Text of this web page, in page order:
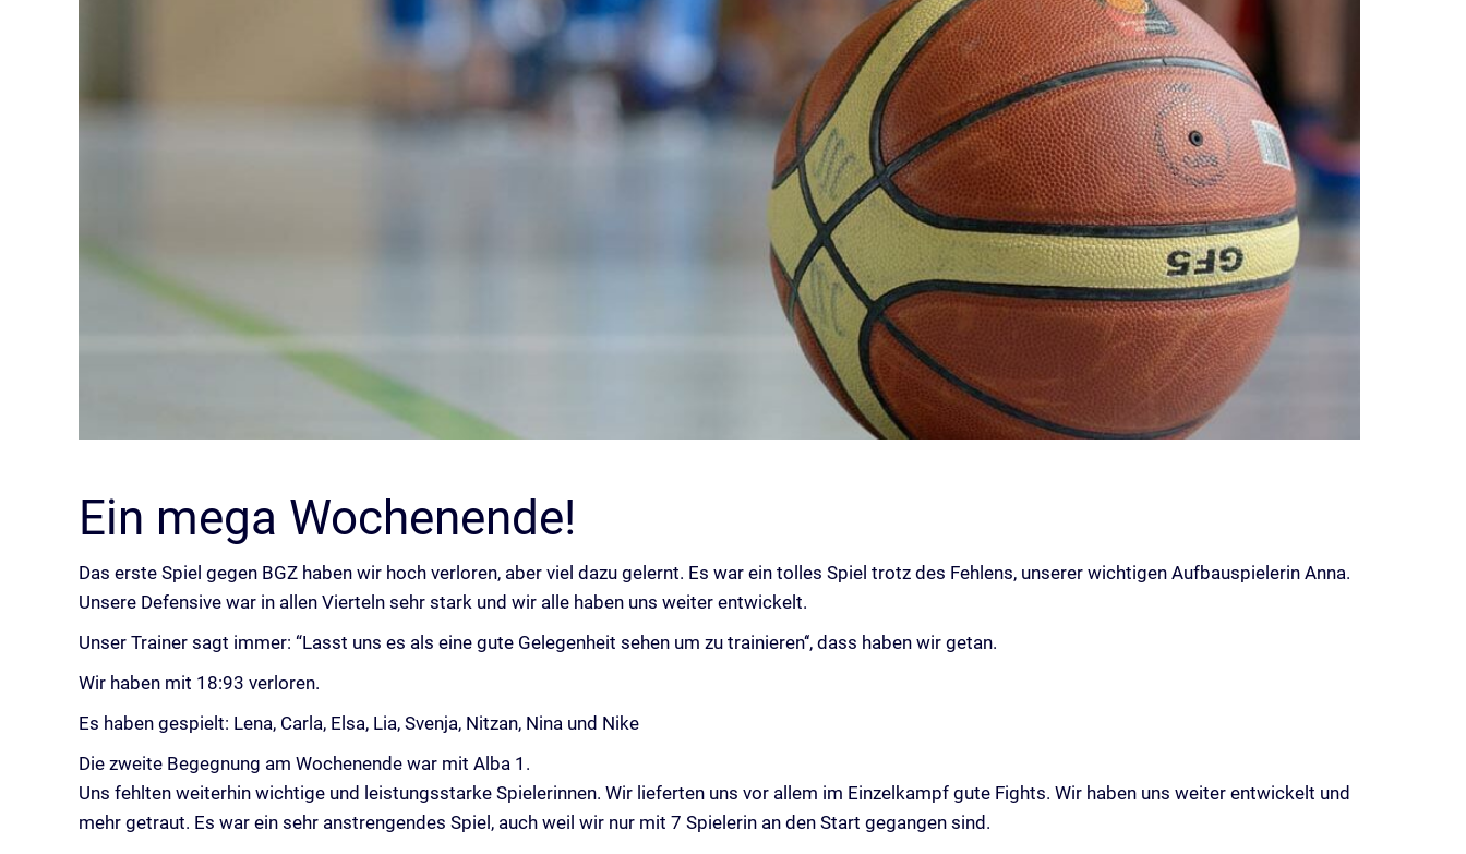
Ein mega Wochenende!
Das erste Spiel gegen BGZ haben wir hoch verloren, aber viel dazu gelernt. Es war ein tolles Spiel trotz des Fehlens, unserer wichtigen Aufbauspielerin Anna.
Unsere Defensive war in allen Vierteln sehr stark und wir alle haben uns weiter entwickelt.
Unser Trainer sagt immer: “Lasst uns es als eine gute Gelegenheit sehen um zu trainieren‘‘, dass haben wir getan.
Wir haben mit 18:93 verloren.
Es haben gespielt: Lena, Carla, Elsa, Lia, Svenja, Nitzan, Nina und Nike
Die zweite Begegnung am Wochenende war mit Alba 1.
Uns fehlten weiterhin wichtige und leistungsstarke Spielerinnen. Wir lieferten uns vor allem im Einzelkampf gute Fights. Wir haben uns weiter entwickelt und
mehr getraut. Es war ein sehr anstrengendes Spiel, auch weil wir nur mit 7 Spielerin an den Start gegangen sind.